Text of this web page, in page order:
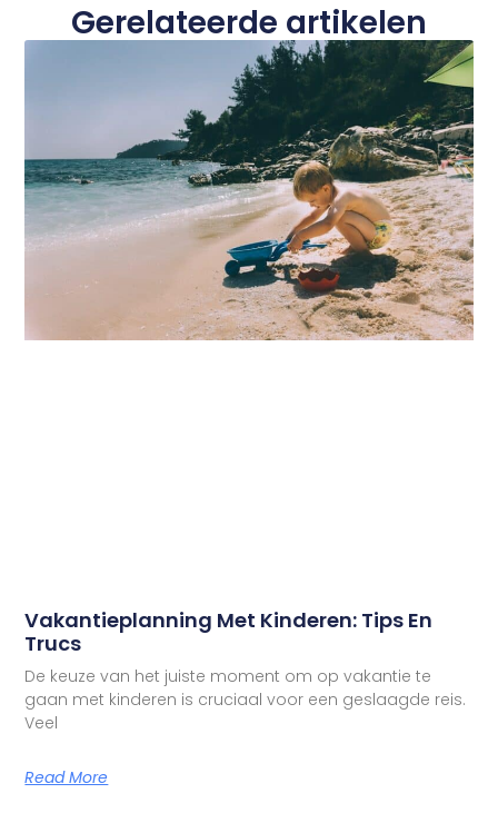
Gerelateerde artikelen
Vakantieplanning Met Kinderen: Tips En
Trucs
De keuze van het juiste moment om op vakantie te
gaan met kinderen is cruciaal voor een geslaagde reis.
Veel
Read More